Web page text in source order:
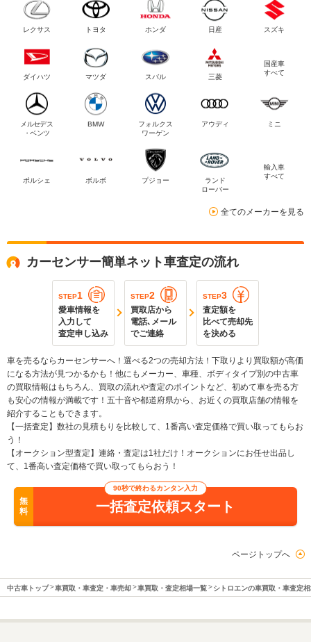
レクサス トヨタ ホンダ 日産 スズキ
ダイハツ マツダ スバル 三菱
国産車
すべて
メルセデス
・ベンツ
BMW
フォルクス
ワーゲン
アウディ ミニ
ポルシェ ボルボ プジョー
ランド
ローバー
輸入車
すべて
全てのメーカーを見る
カーセンサー簡単ネット車査定の流れ
STEP1
愛車情報を
入力して
査定申し込み
STEP2
買取店から
電話､メール
でご連絡
STEP3
査定額を
比べて売却先
を決める
車を売るならカーセンサーへ！選べる2つの売却方法！下取りより買取額が高価
になる方法が見つかるかも！他にもメーカー、車種、ボディタイプ別の中古車
の買取情報はもちろん、買取の流れや査定のポイントなど、初めて車を売る方
も安心の情報が満載です！五十音や都道府県から、お近くの買取店舗の情報を
紹介することもできます。
【一括査定】数社の見積もりを比較して、1番高い査定価格で買い取ってもらお
う！
【オークション型査定】連絡・査定は1社だけ！オークションにお任せ出品し
て、1番高い査定価格で買い取ってもらおう！
無
料
90秒で終わるカンタン入力
一括査定依頼スタート
ページトップへ
中古車トップ 車買取・車査定・車売却 車買取・査定相場一覧 シトロエンの車買取・車査定